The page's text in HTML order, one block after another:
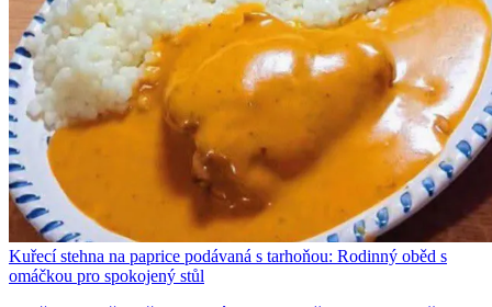
Kuřecí stehna na paprice podávaná s tarhoňou: Rodinný oběd s
omáčkou pro spokojený stůl